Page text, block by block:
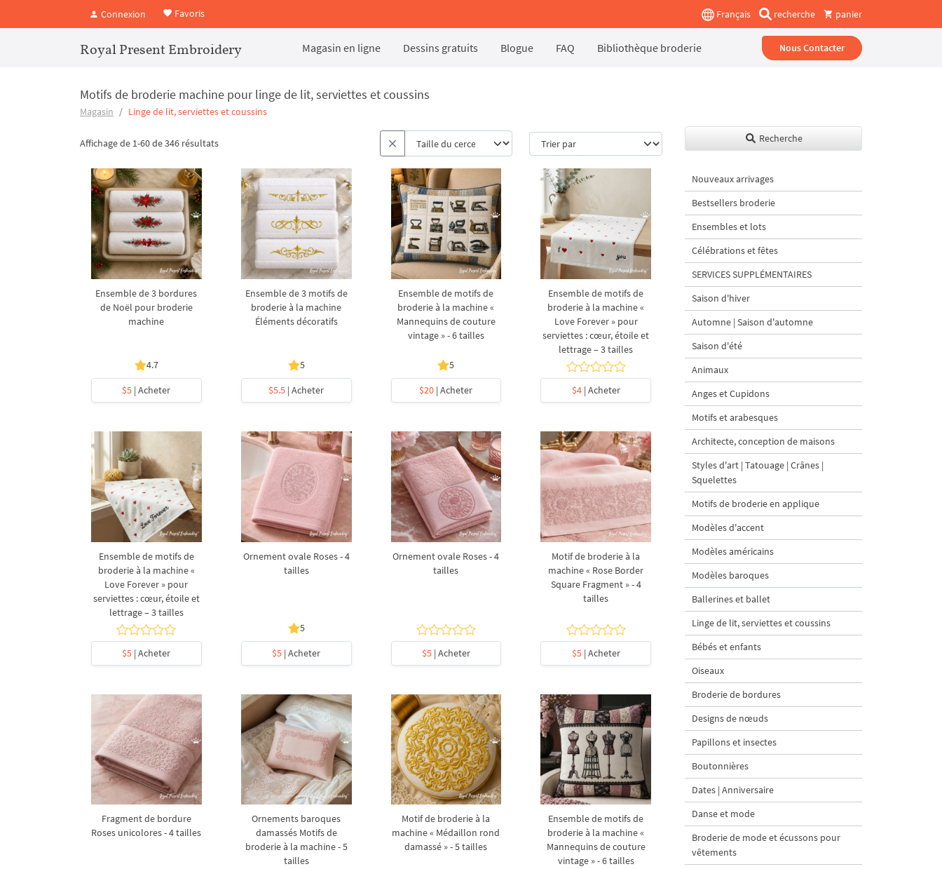
Connexion Favoris Français recherche panier
Royal Present Embroidery Magasin en ligne Dessins gratuits Blogue FAQ Bibliothèque broderie Nous Contacter
Motifs de broderie machine pour linge de lit, serviettes et coussins
Magasin Linge de lit, serviettes et coussins
Affichage de 1-60 de 346 résultats
Ensemble de 3 bordures
de Noël pour broderie
machine
4.7
$5 | Acheter
Ensemble de 3 motifs de
broderie à la machine
Éléments décoratifs
5
$5.5 | Acheter
Ensemble de motifs de
broderie à la machine «
Mannequins de couture
vintage » - 6 tailles
5
$20 | Acheter
Ensemble de motifs de
broderie à la machine «
Love Forever » pour
serviettes : cœur, étoile et
lettrage – 3 tailles
$4| Acheter
Ensemble de motifs de
broderie à la machine «
Love Forever » pour
serviettes : cœur, étoile et
lettrage – 3 tailles
$5 | Acheter
Ornement ovale Roses - 4
tailles
5
$5 | Acheter
Ornement ovale Roses - 4
tailles
$5| Acheter
Motif de broderie à la
machine « Rose Border
Square Fragment » - 4
tailles
$5| Acheter
Fragment de bordure
Roses unicolores - 4 tailles
Ornements baroques
damassés Motifs de
broderie à la machine - 5
tailles
Motif de broderie à la
machine « Médaillon rond
damassé » - 5 tailles
Ensemble de motifs de
broderie à la machine «
Mannequins de couture
vintage » - 6 tailles
Recherche
Nouveaux arrivages
Bestsellers broderie
Ensembles et lots
Célébrations et fêtes
SERVICES SUPPLÉMENTAIRES
Saison d'hiver
Automne | Saison d'automne
Saison d'été
Animaux
Anges et Cupidons
Motifs et arabesques
Architecte, conception de maisons
Styles d'art | Tatouage | Crânes |
Squelettes
Motifs de broderie en applique
Modèles d'accent
Modèles américains
Modèles baroques
Ballerines et ballet
Linge de lit, serviettes et coussins
Bébés et enfants
Oiseaux
Broderie de bordures
Designs de nœuds
Papillons et insectes
Boutonnières
Dates | Anniversaire
Danse et mode
Broderie de mode et écussons pour
vêtements